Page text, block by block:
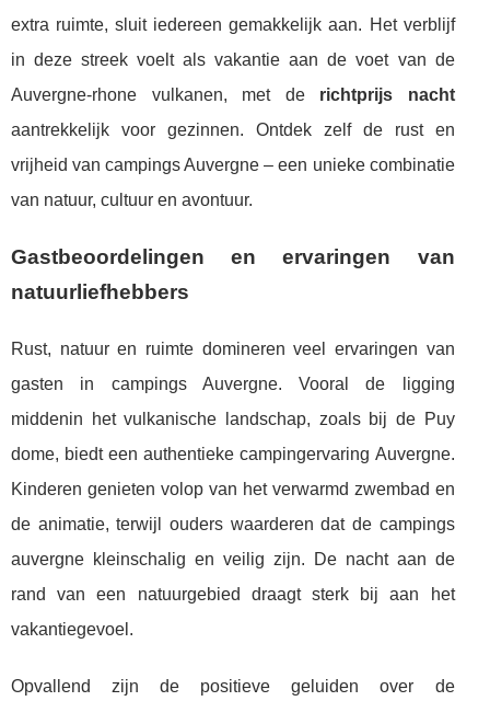
extra ruimte, sluit iedereen gemakkelijk aan. Het verblijf
in deze streek voelt als vakantie aan de voet van de
Auvergne-rhone vulkanen, met de richtprijs nacht
aantrekkelijk voor gezinnen. Ontdek zelf de rust en
vrijheid van campings Auvergne – een unieke combinatie
van natuur, cultuur en avontuur.
Gastbeoordelingen en ervaringen van
natuurliefhebbers
Rust, natuur en ruimte domineren veel ervaringen van
gasten in campings Auvergne. Vooral de ligging
middenin het vulkanische landschap, zoals bij de Puy
dome, biedt een authentieke campingervaring Auvergne.
Kinderen genieten volop van het verwarmd zwembad en
de animatie, terwijl ouders waarderen dat de campings
auvergne kleinschalig en veilig zijn. De nacht aan de
rand van een natuurgebied draagt sterk bij aan het
vakantiegevoel.
Opvallend zijn de positieve geluiden over de